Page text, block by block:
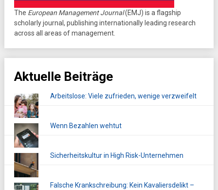
The European Management Journal(EMJ) is a flagship
scholarly journal, publishing internationally leading research
across all areas of management.
Aktuelle Beiträge
Arbeitslose: Viele zufrieden, wenige verzweifelt
Wenn Bezahlen wehtut
Sicherheitskultur in High Risk-Unternehmen
Falsche Krankschreibung: Kein Kavaliersdelikt –